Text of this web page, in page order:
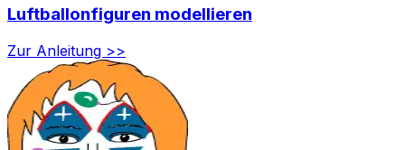
Luftballonfiguren modellieren
Zur Anleitung >>